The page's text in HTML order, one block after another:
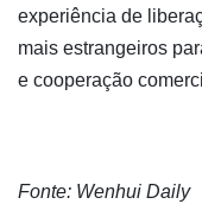
experiência de
mais estrangeiros
e cooperação
Fonte: Wenhui Daily